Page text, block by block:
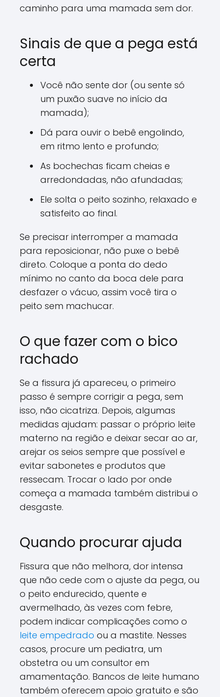
caminho para uma mamada sem dor.
Sinais de que a pega está
certa
Você não sente dor (ou sente só
um puxão suave no início da
mamada);
Dá para ouvir o bebê engolindo,
em ritmo lento e profundo;
As bochechas ficam cheias e
arredondadas, não afundadas;
Ele solta o peito sozinho, relaxado e
satisfeito ao final.
Se precisar interromper a mamada
para reposicionar, não puxe o bebê
direto. Coloque a ponta do dedo
mínimo no canto da boca dele para
desfazer o vácuo, assim você tira o
peito sem machucar.
O que fazer com o bico
rachado
Se a fissura já apareceu, o primeiro
passo é sempre corrigir a pega, sem
isso, não cicatriza. Depois, algumas
medidas ajudam: passar o próprio leite
materno na região e deixar secar ao ar,
arejar os seios sempre que possível e
evitar sabonetes e produtos que
ressecam. Trocar o lado por onde
começa a mamada também distribui o
desgaste.
Quando procurar ajuda
Fissura que não melhora, dor intensa
que não cede com o ajuste da pega, ou
o peito endurecido, quente e
avermelhado, às vezes com febre,
podem indicar complicações como o
leite empedrado ou a mastite. Nesses
casos, procure um pediatra, um
obstetra ou um consultor em
amamentação. Bancos de leite humano
também oferecem apoio gratuito e são